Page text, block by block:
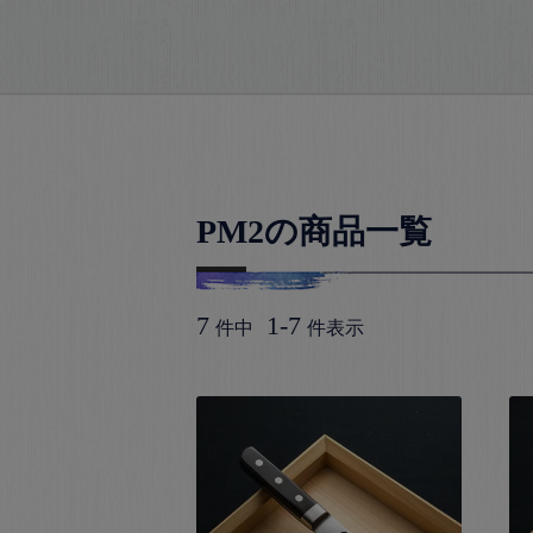
PM2の商品一覧
7 件中 1-7 件表示